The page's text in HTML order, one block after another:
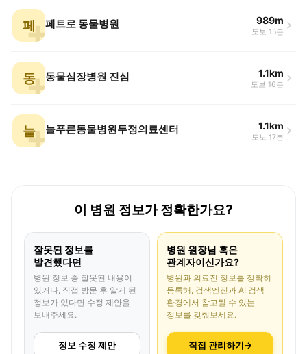
페 페트로 동물병원 989m
도보 15분
동 동물심장병원 진심 1.1km
도보 16분
늘 늘푸른동물병원두정의료센터 1.1km
도보 17분
이 병원 정보가 정확한가요?
잘못된 정보를
발견했다면
병원 정보 중 잘못된 내용이
있거나, 직접 방문 후 알게 된
정보가 있다면 수정 제안을
보내주세요.
정보 수정 제안
병원 원장님 혹은
관계자이신가요?
병원과 의료진 정보를 정확히
등록해, 검색엔진과 AI 검색
환경에서 참고될 수 있는
정보를 갖춰보세요.
직접 관리하기→